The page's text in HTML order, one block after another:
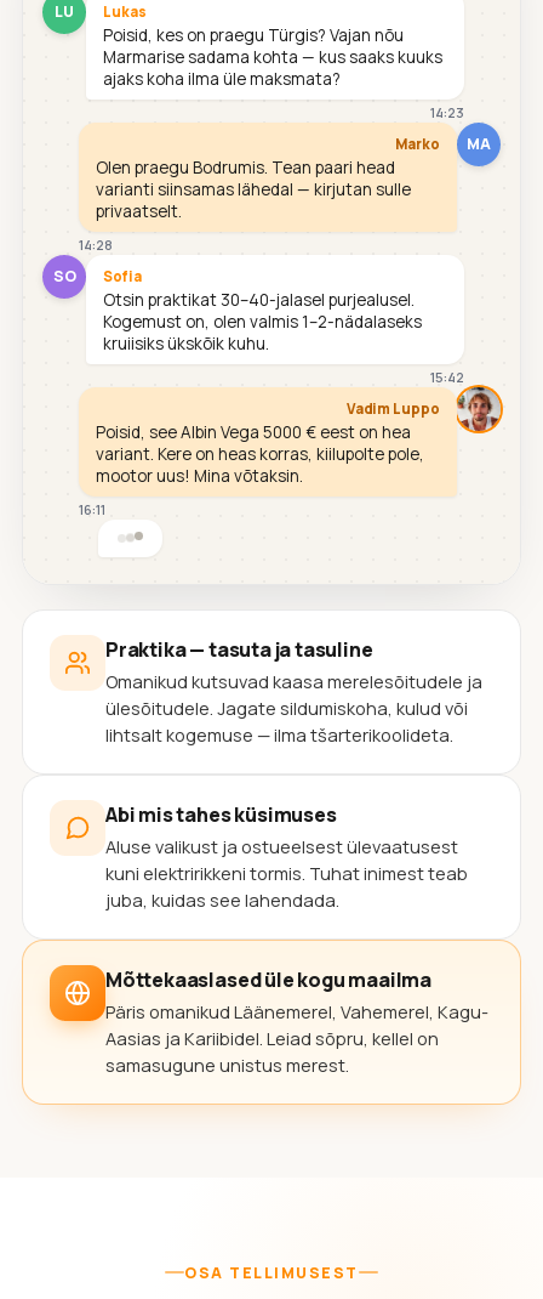
LU Lukas
Poisid, kes on praegu Türgis? Vajan nõu
Marmarise sadama kohta — kus saaks kuuks
ajaks koha ilma üle maksmata?
14:23
MA
Marko
Olen praegu Bodrumis. Tean paari head
varianti siinsamas lähedal — kirjutan sulle
privaatselt.
14:28
SO Sofia
Otsin praktikat 30–40-jalasel purjealusel.
Kogemust on, olen valmis 1–2-nädalaseks
kruiisiks ükskõik kuhu.
15:42
Vadim Luppo
Poisid, see Albin Vega 5000 € eest on hea
variant. Kere on heas korras, kiilupolte pole,
mootor uus! Mina võtaksin.
16:11
Praktika — tasuta ja tasuline
Omanikud kutsuvad kaasa merelesõitudele ja
ülesõitudele. Jagate sildumiskoha, kulud või
lihtsalt kogemuse — ilma tšarterikoolideta.
Abi mis tahes küsimuses
Aluse valikust ja ostueelsest ülevaatusest
kuni elektririkkeni tormis. Tuhat inimest teab
juba, kuidas see lahendada.
Mõttekaaslased üle kogu maailma
Päris omanikud Läänemerel, Vahemerel, Kagu-
Aasias ja Kariibidel. Leiad sõpru, kellel on
samasugune unistus merest.
OSA TELLIMUSEST